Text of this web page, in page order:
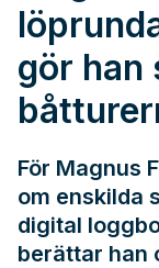
gör han
För Magnus
om enskilda
digital
berättar han